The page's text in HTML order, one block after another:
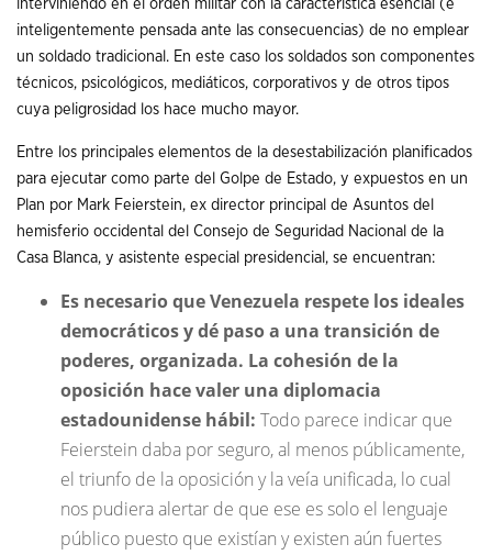
interviniendo en el orden militar con la característica esencial (e
inteligentemente pensada ante las consecuencias) de no emplear
un soldado tradicional. En este caso los soldados son componentes
técnicos, psicológicos, mediáticos, corporativos y de otros tipos
cuya peligrosidad los hace mucho mayor.
Entre los principales elementos de la desestabilización planificados
para ejecutar como parte del Golpe de Estado, y expuestos en un
Plan por Mark Feierstein, ex director principal de Asuntos del
hemisferio occidental del Consejo de Seguridad Nacional de la
Casa Blanca, y asistente especial presidencial, se encuentran:
Es necesario que Venezuela respete los ideales
democráticos y dé paso a una transición de
poderes, organizada. La cohesión de la
oposición hace valer una diplomacia
estadounidense hábil: Todo parece indicar que
Feierstein daba por seguro, al menos públicamente,
el triunfo de la oposición y la veía unificada, lo cual
nos pudiera alertar de que ese es solo el lenguaje
público puesto que existían y existen aún fuertes